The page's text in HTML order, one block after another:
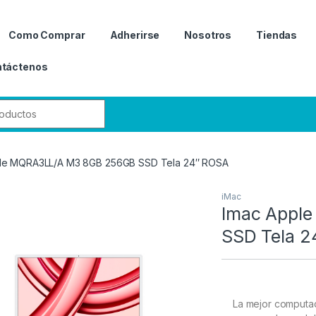
Como Comprar Adherirse Nosotros Tiendas
MQRA3LL/A M3 8GB 256GB SSD Tela 24″ ROSA
iMac
Imac
SSD Tela
La mejor